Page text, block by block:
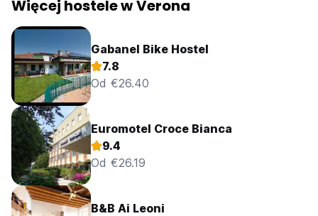
Więcej hostele w Verona
Gabanel Bike Hostel
7.8
Od €26.40
Euromotel Croce Bianca
9.4
Od €26.19
B&B Ai Leoni